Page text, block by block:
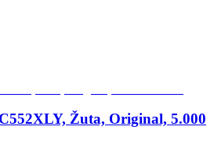
Žuta, Original, 5.000